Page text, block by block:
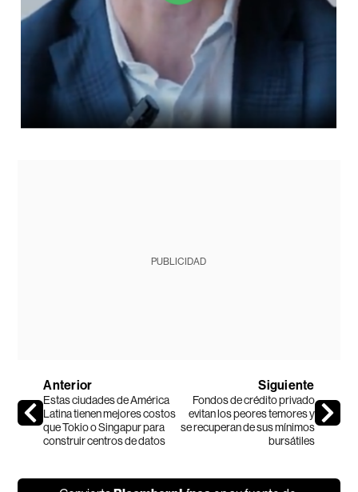
PUBLICIDAD
Anterior
Estas ciudades de América
Latina tienen mejores costos
que Tokio o Singapur para
construir centros de datos
Siguiente
Fondos de crédito privado
evitan los peores temores y
se recuperan de sus mínimos
bursátiles